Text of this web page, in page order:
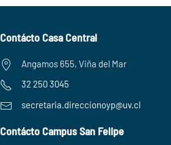
Contácto Casa Central
Angamos 655, Viña del Mar
32 250 3045
secretaria. direccionoyp@uv.cl
Contácto Campus San Felipe